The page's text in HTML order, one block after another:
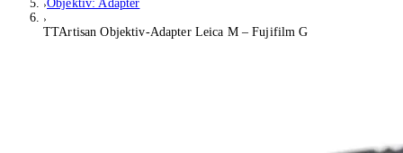
Objektiv: Adapter
TTArtisan Objektiv-Adapter Leica M – Fujifilm G